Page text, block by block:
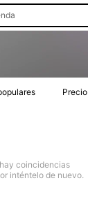
Precio
coincidencias
inténtelo de nuevo.